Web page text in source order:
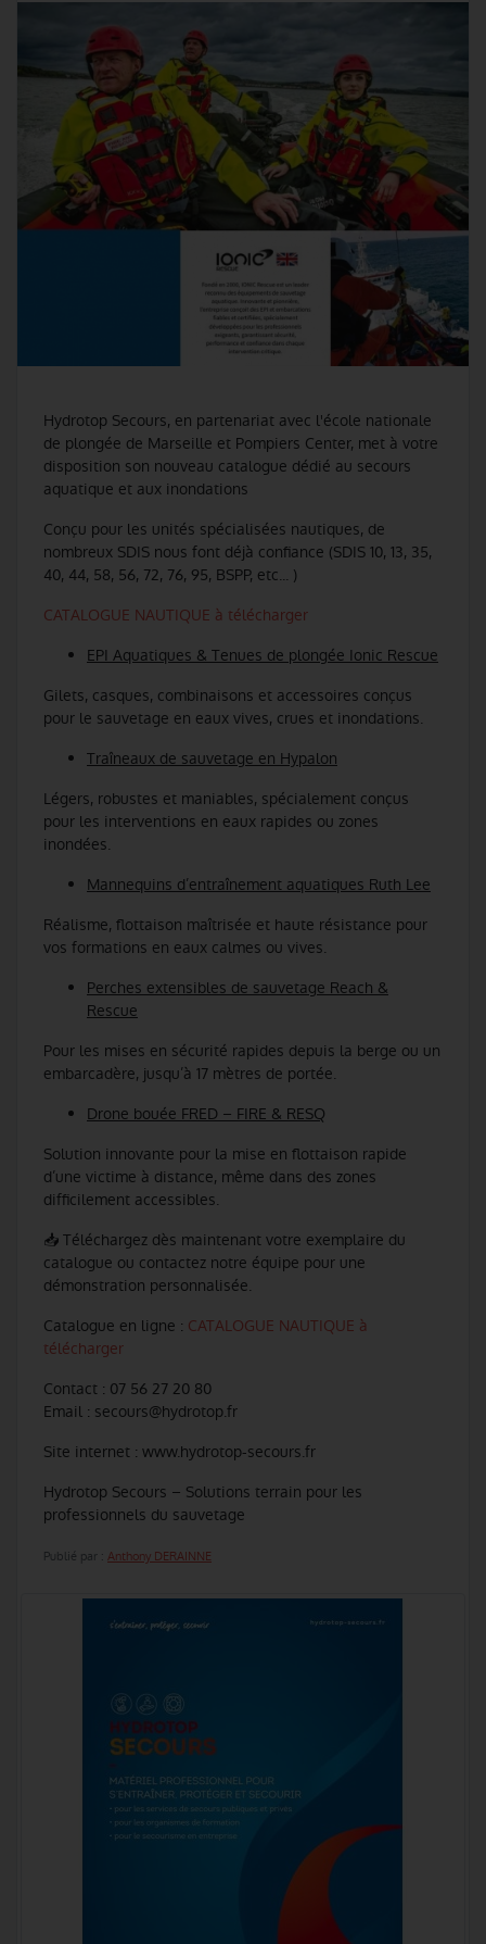
Hydrotop Secours, en partenariat avec l'école nationale
de plongée de Marseille et Pompiers Center, met à votre
disposition son nouveau catalogue dédié au secours
aquatique et aux inondations
Conçu pour les unités spécialisées nautiques, de
nombreux SDIS nous font déjà confiance (SDIS 10, 13, 35,
40, 44, 58, 56, 72, 76, 95, BSPP, etc... )
CATALOGUE NAUTIQUE à télécharger
EPI Aquatiques & Tenues de plongée Ionic Rescue
Gilets, casques, combinaisons et accessoires conçus
pour le sauvetage en eaux vives, crues et inondations.
Traîneaux de sauvetage en Hypalon
Légers, robustes et maniables, spécialement conçus
pour les interventions en eaux rapides ou zones
inondées.
Mannequins d’entraînement aquatiques Ruth Lee
Réalisme, flottaison maîtrisée et haute résistance pour
vos formations en eaux calmes ou vives.
Perches extensibles de sauvetage Reach &
Rescue
Pour les mises en sécurité rapides depuis la berge ou un
embarcadère, jusqu’à 17 mètres de portée.
Drone bouée FRED – FIRE & RESQ
Solution innovante pour la mise en flottaison rapide
d’une victime à distance, même dans des zones
difficilement accessibles.
📥 Téléchargez dès maintenant votre exemplaire du
catalogue ou contactez notre équipe pour une
démonstration personnalisée.
Catalogue en ligne : CATALOGUE NAUTIQUE à
télécharger
Contact : 07 56 27 20 80
Email : secours@hydrotop.fr
Site internet : www.hydrotop-secours.fr
Hydrotop Secours – Solutions terrain pour les
professionnels du sauvetage
Publié par : Anthony DERAINNE